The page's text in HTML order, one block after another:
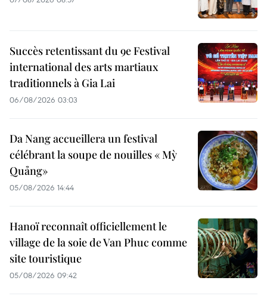
Succès retentissant du 9e Festival
international des arts martiaux
traditionnels à Gia Lai
06/08/2026 03:03
Da Nang accueillera un festival
célébrant la soupe de nouilles « Mỳ
Quảng»
05/08/2026 14:44
Hanoï reconnaît officiellement le
village de la soie de Van Phuc comme
site touristique
05/08/2026 09:42